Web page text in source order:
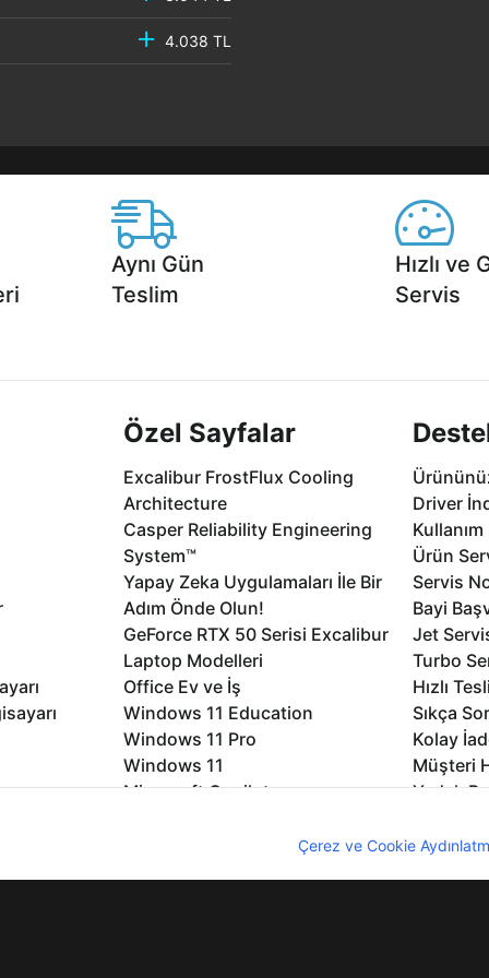
4.038 TL
Aynı Gün
Teslim
Hızlı ve
Servis
Özel Sayfalar
Excalibur FrostFlux Cooling
Architecture
Casper Reliability Engineering
System™
Yapay Zeka Uygulamaları İle Bir
Adım Önde Olun!
GeForce RTX 50 Serisi Excalibur
Laptop Modelleri
Office Ev ve İş
Windows 11 Education
Windows 11 Pro
Windows 11
Microsoft Copilot
Nirvana Duvar Kağıtları
Driver
Kullanım
Ürün
Servis
Bayi
Jet
Turbo
Hızlı
Sıkça
Kolay
Müşteri
Yedek
Yasal
Çerez ve Cookie